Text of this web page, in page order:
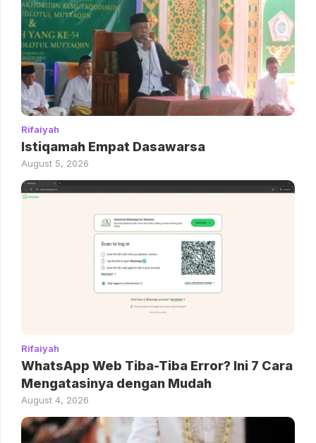
Rifaiyah
Istiqamah Empat Dasawarsa
August 5, 2026
Rifaiyah
WhatsApp Web Tiba-Tiba Error? Ini 7 Cara
Mengatasinya dengan Mudah
August 4, 2026